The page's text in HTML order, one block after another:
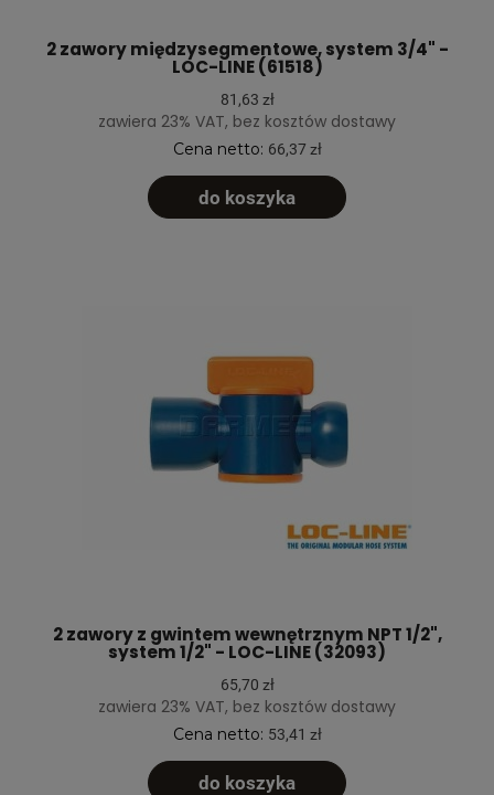
2 zawory międzysegmentowe, system 3/4" -
LOC-LINE (61518)
81,63 zł
zawiera 23% VAT, bez kosztów dostawy
Cena netto: 66,37 zł
do koszyka
2 zawory z gwintem wewnętrznym NPT 1/2",
system 1/2" - LOC-LINE (32093)
65,70 zł
zawiera 23% VAT, bez kosztów dostawy
Cena netto: 53,41 zł
do koszyka